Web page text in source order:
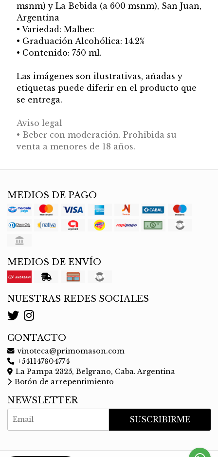
msnm) y La Bebida (a 600 msnm), San Juan,
Argentina
• Variedad: Malbec
• Graduación Alcohólica: 14.2%
• Contenido: 750 ml.
Las imágenes son ilustrativas, añadas y
etiquetas puede diferir en el producto que
se entrega.
Aviso legal
• Beber con moderación. Prohibida su
venta a menores de 18 años.
MEDIOS DE PAGO
MEDIOS DE ENVÍO
NUESTRAS REDES SOCIALES
CONTACTO
vinoteca@primomason.com
+541147804774
La Pampa 2325, Belgrano, Caba. Argentina
Botón de arrepentimiento
NEWSLETTER
SUSCRIBIRME